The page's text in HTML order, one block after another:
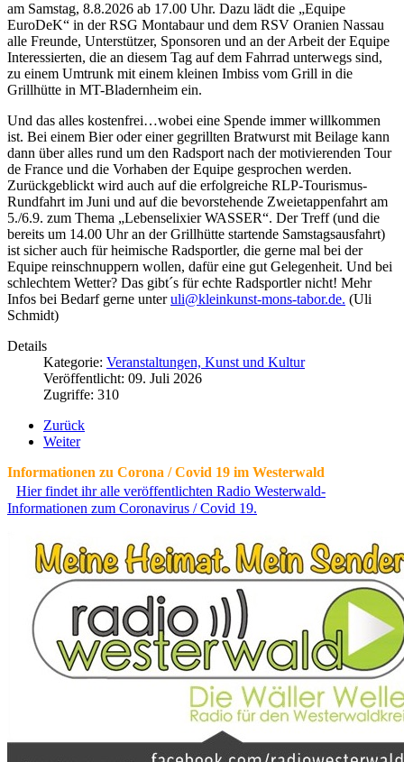
am Samstag, 8.8.2026 ab 17.00 Uhr. Dazu lädt die „Equipe
EuroDeK“ in der RSG Montabaur und dem RSV Oranien Nassau
alle Freunde, Unterstützer, Sponsoren und an der Arbeit der Equipe
Interessierten, die an diesem Tag auf dem Fahrrad unterwegs sind,
zu einem Umtrunk mit einem kleinen Imbiss vom Grill in die
Grillhütte in MT-Bladernheim ein.
Und das alles kostenfrei…wobei eine Spende immer willkommen
ist. Bei einem Bier oder einer gegrillten Bratwurst mit Beilage kann
dann über alles rund um den Radsport nach der motivierenden Tour
de France und die Vorhaben der Equipe gesprochen werden.
Zurückgeblickt wird auch auf die erfolgreiche RLP-Tourismus-
Rundfahrt im Juni und auf die bevorstehende Zweietappenfahrt am
5./6.9. zum Thema „Lebenselixier WASSER“. Der Treff (und die
bereits um 14.00 Uhr an der Grillhütte startende Samstagsausfahrt)
ist sicher auch für heimische Radsportler, die gerne mal bei der
Equipe reinschnuppern wollen, dafür eine gut Gelegenheit. Und bei
schlechtem Wetter? Das gibt´s für echte Radsportler nicht! Mehr
Infos bei Bedarf gerne unteruli@kleinkunst-mons-tabor.de. (Uli
Schmidt)
Details
Kategorie: Veranstaltungen, Kunst und Kultur
Veröffentlicht: 09. Juli 2026
Zugriffe: 310
Zurück
Weiter
Informationen zu Corona / Covid 19 im Westerwald
Hier findet ihr alle veröffentlichten Radio Westerwald-
Informationen zum Coronavirus / Covid 19.